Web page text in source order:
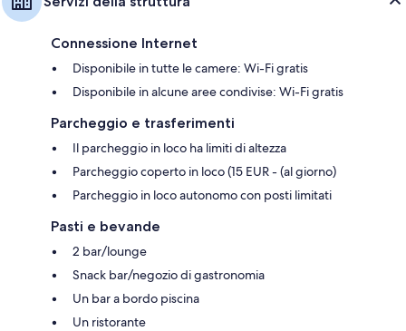
Connessione Internet
Disponibile in tutte le camere: Wi-Fi gratis
Disponibile in alcune aree condivise: Wi-Fi gratis
Parcheggio e trasferimenti
Il parcheggio in loco ha limiti di altezza
Parcheggio coperto in loco (15 EUR - (al giorno)
Parcheggio in loco autonomo con posti limitati
Pasti e bevande
2 bar/lounge
Snack bar/negozio di gastronomia
Un bar a bordo piscina
Un ristorante